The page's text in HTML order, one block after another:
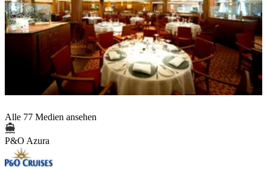
Alle 77 Medien ansehen
P&O Azura